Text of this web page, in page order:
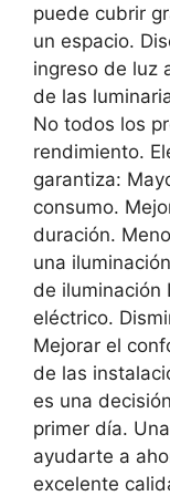
puede cubrir
un espacio.
ingreso de luz
de las
No todos los
rendimiento.
garantiza:
consumo.
duración.
una
de iluminación
eléctrico.
Mejorar el
de las
es una
primer día.
ayudarte a
excelente